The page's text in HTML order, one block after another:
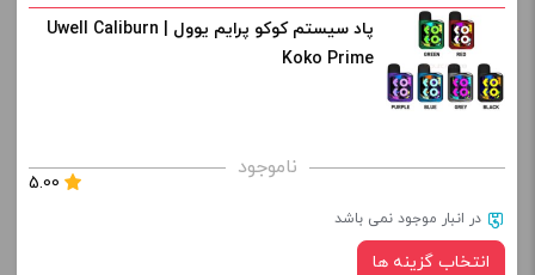
رنگ:
برای فعال شدن سبد خرید و نمایش قیمت ، گزینه های محصول را
+
پاد سیستم کوکو پرایم یوول | Uwell Caliburn
Koko Prime
ناموجود
5.00
در انبار موجود نمی باشد
انتخاب گزینه ها